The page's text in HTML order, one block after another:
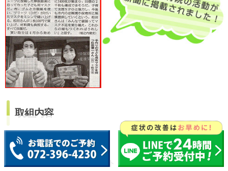
取組内容
●朝日新聞※外部サイト
●枚方つーしん※外部サイト